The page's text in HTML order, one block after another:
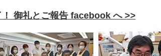
！ 御礼とご報告 facebook へ >>